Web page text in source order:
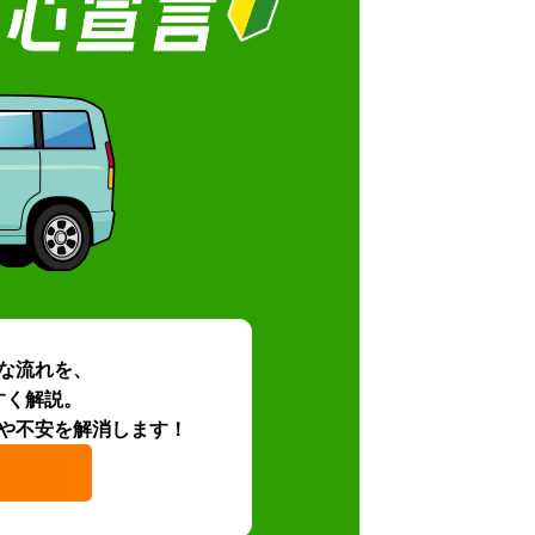
流れを、
解説。
不安を解消します！